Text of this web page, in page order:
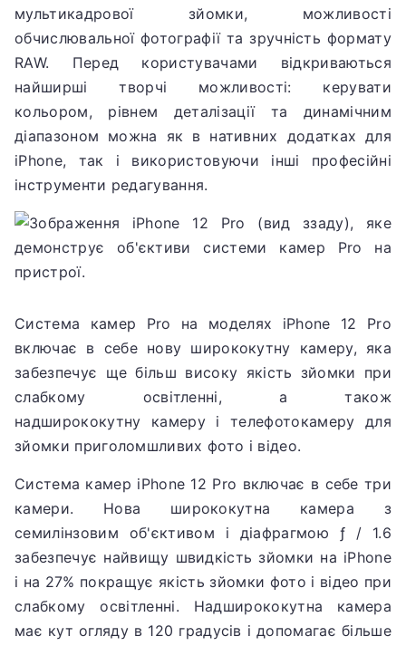
мультикадрової зйомки, можливості
обчислювальної фотографії та зручність формату
RAW. Перед користувачами відкриваються
найширші творчі можливості: керувати
кольором, рівнем деталізації та динамічним
діапазоном можна як в нативних додатках для
iPhone, так і використовуючи інші професійні
інструменти редагування.
Система камер Pro на моделях iPhone 12 Pro
включає в себе нову ширококутну камеру, яка
забезпечує ще більш високу якість зйомки при
слабкому освітленні, а також
надширококутну камеру і телефотокамеру для
зйомки приголомшливих фото і відео.
Система камер iPhone 12 Pro включає в себе три
камери. Нова ширококутна камера з
семилінзовим об'єктивом і діафрагмою ƒ / 1.6
забезпечує найвищу швидкість зйомки на iPhone
і на 27% покращує якість зйомки фото і відео при
слабкому освітленні. Надширококутна камера
має кут огляду в 120 градусів і допомагає більше